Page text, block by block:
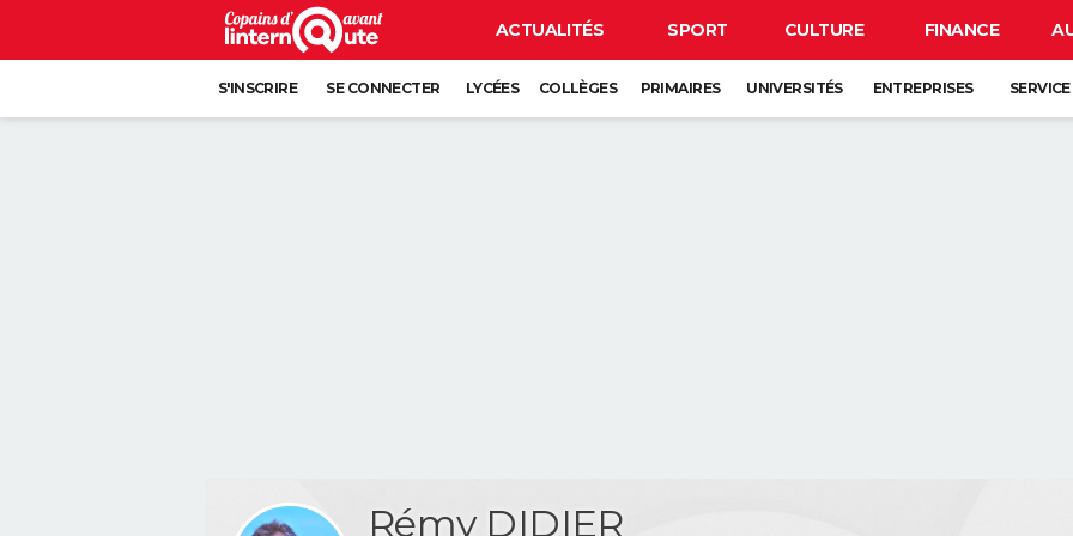
ACTUALITÉS SPORT CULTURE FINANCE
S'INSCRIRE SE CONNECTER LYCÉES COLLÈGES PRIMAIRES UNIVERSITÉS ENTREPRISES
Rémy DIDIER